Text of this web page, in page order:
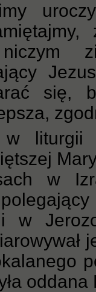
się,
liturgii
w
w
oddana